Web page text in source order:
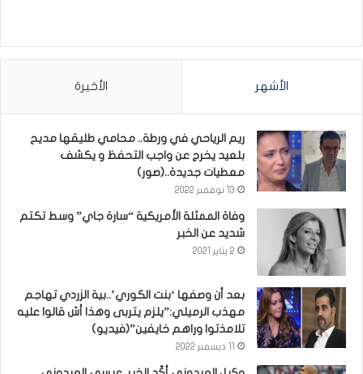
الأشهر الأخيرة
ريم الرياحي في ورطة.. محامي طليقها مديح
بلعيد يخرج عن واجب التحفظ و يكشف
معطيات جديدة..(صور)
13 نوفمبر 2022
وفاة الممثلة الأمريكية “سارة جاي” وسط تكتم
شديد عن الخبر
2 يناير 2021
بعد أن وصفها ‘بنت الكوري’..بية الزردي تهاجم
مهذب الرميلي:”يلزم يتربى وهذا أش قالوا عليه
تلامذتوا وراهم خايفين”(فيديو)